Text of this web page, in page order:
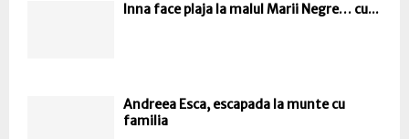
Inna face plaja la malul Marii Negre… cu...
Andreea Esca, escapada la munte cu
familia